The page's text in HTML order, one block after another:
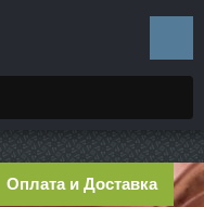
Оплата и Доставка